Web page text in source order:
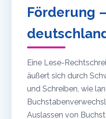
Förderung –
Eine Lese-
äußert sich durch
und Schreiben, wie
Auslassen von